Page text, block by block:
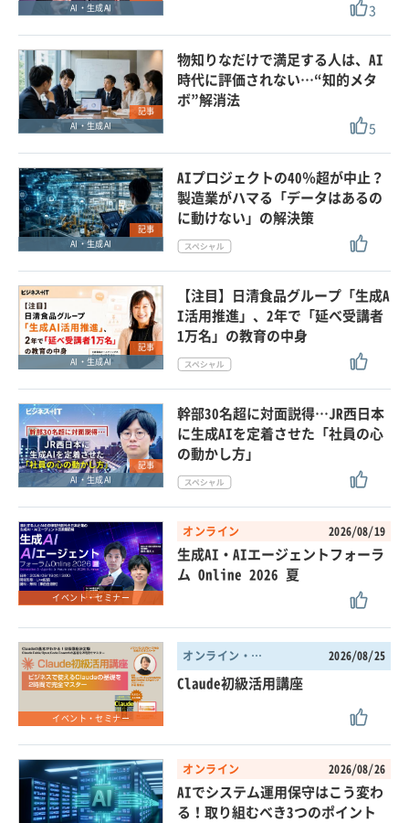
AI・生成AI
3
記事
AI・生成AI
物知りなだけで満足する人は、AI
時代に評価されない…“知的メタ
ボ”解消法
5
記事
AI・生成AI
AIプロジェクトの40％超が中止？
製造業がハマる「データはあるの
に動けない」の解決策
記事
AI・生成AI
【注目】日清食品グループ「生成A
I活用推進」、2年で「延べ受講者
1万名」の教育の中身
記事
AI・生成AI
幹部30名超に対面説得…JR西日本
に生成AIを定着させた「社員の心
の動かし方」
イベント・セミナー
オンライン 2026/08/19
生成AI・AIエージェントフォーラ
ム Online 2026 夏
イベント・セミナー
オンライン・東京都 2026/08/25
Claude初級活用講座
オンライン 2026/08/26
AIでシステム運用保守はこう変わ
る！取り組むべき3つのポイント